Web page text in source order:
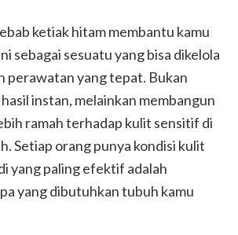
ketiak hitam membantu kamu
sebagai sesuatu yang bisa dikelola
perawatan yang tepat. Bukan
instan, melainkan membangun
ramah terhadap kulit sensitif di
Setiap orang punya kondisi kulit
yang paling efektif adalah
yang dibutuhkan tubuh kamu